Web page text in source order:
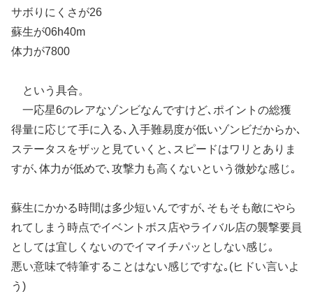
サボりにくさが26
蘇生が06h40m
体力が7800
という具合。
一応星6のレアなゾンビなんですけど､ポイントの総獲
得量に応じて手に入る､入手難易度が低いゾンビだからか､
ステータスをザッと見ていくと､スピードはワリとありま
すが､体力が低めで､攻撃力も高くないという微妙な感じ｡
蘇生にかかる時間は多少短いんですが､そもそも敵にやら
れてしまう時点でイベントボス店やライバル店の襲撃要員
としては宜しくないのでイマイチパッとしない感じ｡
悪い意味で特筆することはない感じですな｡(ヒドい言いよ
う)